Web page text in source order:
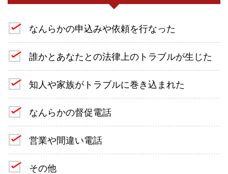
なんらかの申込みや依頼を行なった
誰かとあなたとの法律上のトラブルが生じた
知人や家族がトラブルに巻き込まれた
なんらかの督促電話
営業や間違い電話
その他